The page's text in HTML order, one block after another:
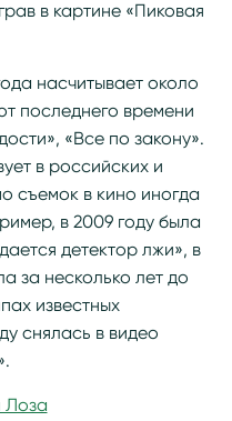
в картине «Пиковая
насчитывает около
последнего времени
«Все по закону».
в российских и
съемок в кино иногда
в 2009 году была
детектор лжи», в
за несколько лет до
известных
снялась в видео